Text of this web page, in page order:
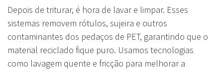
Depois de triturar, é hora de lavar e limpar. Esses
sistemas removem rótulos, sujeira e outros
contaminantes dos pedaços de PET, garantindo que o
material reciclado fique puro. Usamos tecnologias
como lavagem quente e fricção para melhorar a